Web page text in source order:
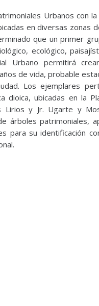
Urbanos con
en diversas zonas
que un primer
ecológico,
Urbano permitirá
de vida, probable
Los ejemplares
dioica, ubicadas en la
y Jr. Ugarte y
árboles patrimoniales,
para su identificación